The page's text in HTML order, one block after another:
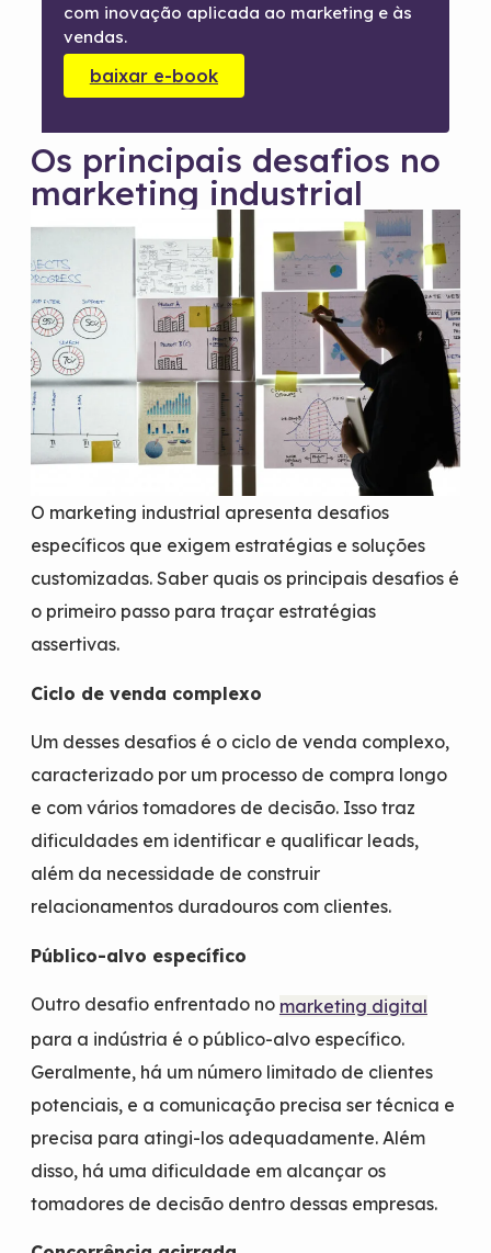
com inovação aplicada ao marketing e às
vendas.
baixar e-book
Os principais desafios no
marketing industrial
O marketing industrial apresenta desafios
específicos que exigem estratégias e soluções
customizadas. Saber quais os principais desafios é
o primeiro passo para traçar estratégias
assertivas.
Ciclo de venda complexo
Um desses desafios é o ciclo de venda complexo,
caracterizado por um processo de compra longo
e com vários tomadores de decisão. Isso traz
dificuldades em identificar e qualificar leads,
além da necessidade de construir
relacionamentos duradouros com clientes.
Público-alvo específico
Outro desafio enfrentado no marketing digital
para a indústria é o público-alvo específico.
Geralmente, há um número limitado de clientes
potenciais, e a comunicação precisa ser técnica e
precisa para atingi-los adequadamente. Além
disso, há uma dificuldade em alcançar os
tomadores de decisão dentro dessas empresas.